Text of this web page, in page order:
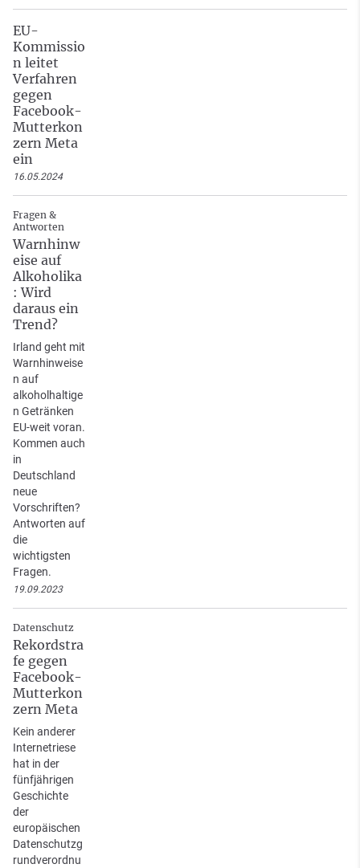
EU-
Kommissio
n leitet
Verfahren
gegen
Facebook-
Mutterkon
zern Meta
ein
16.05.2024
Fragen &
Antworten
Warnhinw
eise auf
Alkoholika
: Wird
daraus ein
Trend?
Irland geht mit
Warnhinweise
n auf
alkoholhaltige
n Getränken
EU-weit voran.
Kommen auch
in
Deutschland
neue
Vorschriften?
Antworten auf
die
wichtigsten
Fragen.
19.09.2023
Datenschutz
Rekordstra
fe gegen
Facebook-
Mutterkon
zern Meta
Kein anderer
Internetriese
hat in der
fünfjährigen
Geschichte
der
europäischen
Datenschutzg
rundverordnu